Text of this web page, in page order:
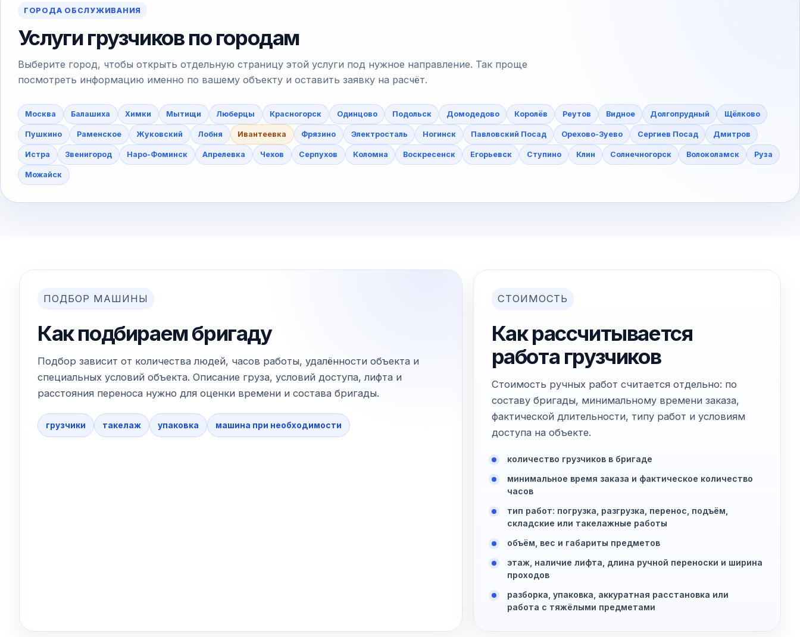
ГОРОДА ОБСЛУЖИВАНИЯ
Услуги грузчиков по городам
Выберите город, чтобы открыть отдельную страницу этой услуги под нужное направление. Так проще
посмотреть информацию именно по вашему объекту и оставить заявку на расчёт.
Москва Балашиха Химки Мытищи Люберцы Красногорск Одинцово Подольск Домодедово Королёв Реутов Видное Долгопрудный Щёлково
Пушкино Раменское Жуковский Лобня Ивантеевка Фрязино Электросталь Ногинск Павловский Посад Орехово-Зуево Сергиев Посад Дмитров
Истра Звенигород Наро-Фоминск Апрелевка Чехов Серпухов Коломна Воскресенск Егорьевск Ступино Клин Солнечногорск Волоколамск Руза
Можайск
ПОДБОР МАШИНЫ
Как подбираем бригаду
Подбор зависит от количества людей, часов работы, удалённости объекта и
специальных условий объекта. Описание груза, условий доступа, лифта и
расстояния переноса нужно для оценки времени и состава бригады.
грузчики такелаж упаковка машина при необходимости
СТОИМОСТЬ
Как рассчитывается
работа грузчиков
Стоимость ручных работ считается отдельно: по
составу бригады, минимальному времени заказа,
фактической длительности, типу работ и условиям
доступа на объекте.
количество грузчиков в бригаде
минимальное время заказа и фактическое количество
часов
тип работ: погрузка, разгрузка, перенос, подъём,
складские или такелажные работы
объём, вес и габариты предметов
этаж, наличие лифта, длина ручной переноски и ширина
проходов
разборка, упаковка, аккуратная расстановка или
работа с тяжёлыми предметами